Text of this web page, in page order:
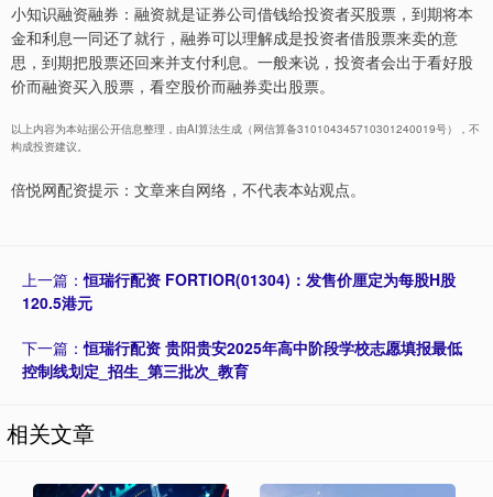
小知识融资融券：融资就是证券公司借钱给投资者买股票，到期将本
金和利息一同还了就行，融券可以理解成是投资者借股票来卖的意
思，到期把股票还回来并支付利息。一般来说，投资者会出于看好股
价而融资买入股票，看空股价而融券卖出股票。
以上内容为本站据公开信息整理，由AI算法生成（网信算备310104345710301240019号），不
构成投资建议。
倍悦网配资提示：文章来自网络，不代表本站观点。
上一篇：恒瑞行配资 FORTIOR(01304)：发售价厘定为每股H股
120.5港元
下一篇：恒瑞行配资 贵阳贵安2025年高中阶段学校志愿填报最低
控制线划定_招生_第三批次_教育
相关文章